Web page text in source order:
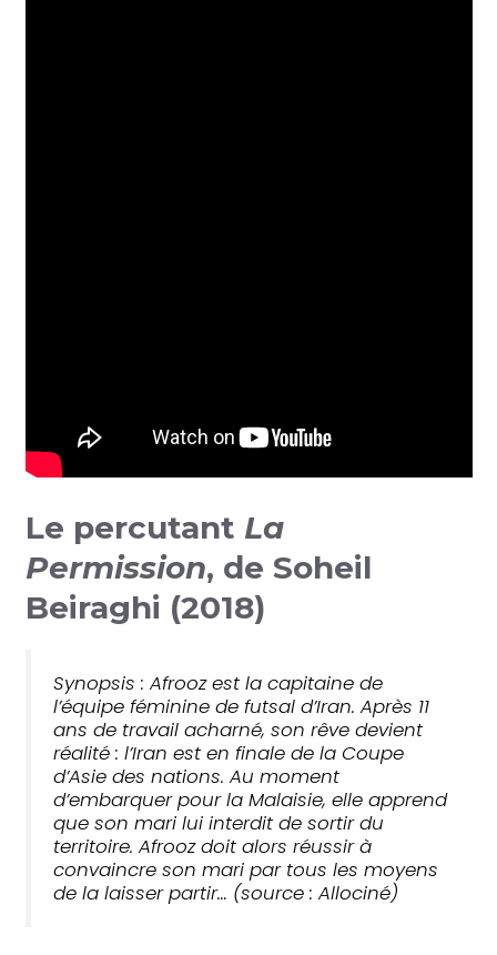
Le percutant La
Permission, de Soheil
Beiraghi (2018)
Synopsis : Afrooz est la capitaine de
l’équipe féminine de futsal d’Iran. Après 11
ans de travail acharné, son rêve devient
réalité : l’Iran est en finale de la Coupe
d’Asie des nations. Au moment
d’embarquer pour la Malaisie, elle apprend
que son mari lui interdit de sortir du
territoire. Afrooz doit alors réussir à
convaincre son mari par tous les moyens
de la laisser partir… (source : Allociné)